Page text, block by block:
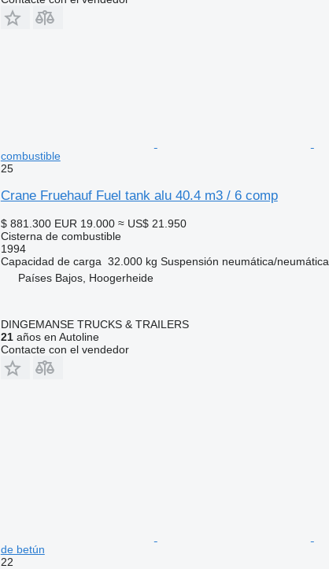
combustible
25
Crane Fruehauf Fuel tank alu 40.4 m3 / 6 comp
$ 881.300 EUR 19.000 ≈ US$ 21.950
Cisterna de combustible
1994
Capacidad de carga 32.000 kg Suspensión neumática/neumática
Países Bajos, Hoogerheide
DINGEMANSE TRUCKS & TRAILERS
21años en Autoline
Contacte con el vendedor
de betún
22